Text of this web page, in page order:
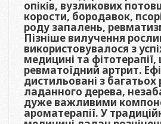
опіків, вузликових
корости, бородавок,
роду запалень,
Пізніше вилучення
використовувалося з
медицині та
ревматоїдний артрит.
дистильовані з багатьох
ладанного дерева,
дуже важливими
ароматерапії. У